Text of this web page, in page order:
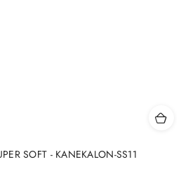
SOFT - KANEKALON-SS11